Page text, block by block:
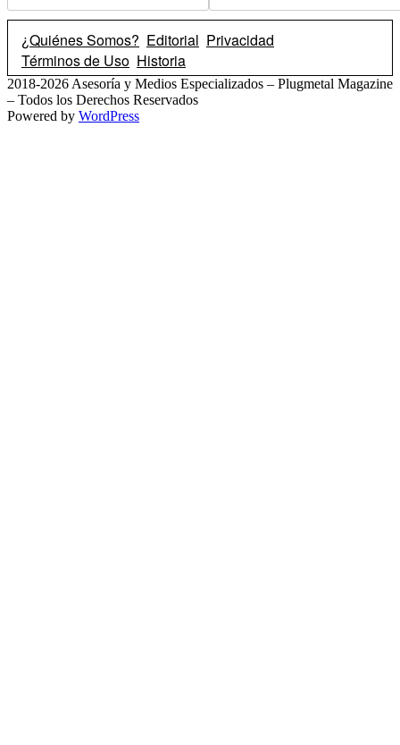
¿Quiénes Somos? Editorial Privacidad
Términos de Uso Historia
2018-2026 Asesoría y Medios Especializados – Plugmetal Magazine
– Todos los Derechos Reservados
Powered by WordPress